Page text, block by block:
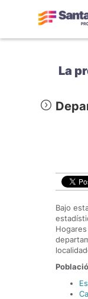
La
Bajo